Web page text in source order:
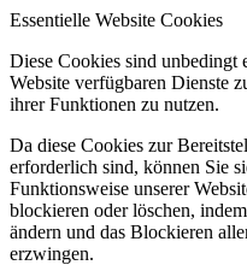
Essentielle Website Cookies
Diese Cookies sind unbedingt
Website verfügbaren Dienste
ihrer Funktionen zu nutzen.
Da diese Cookies zur
erforderlich sind, können Sie
Funktionsweise unserer
blockieren oder löschen,
ändern und das Blockieren
erzwingen.